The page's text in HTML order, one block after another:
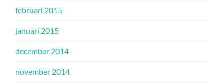
februari 2015
januari 2015
december 2014
november 2014